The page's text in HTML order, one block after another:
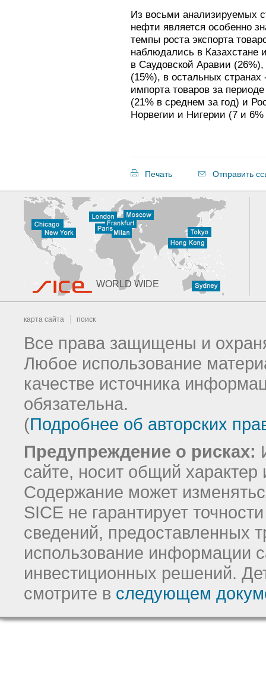
Из восьми анализируемых
нефти является особенно
темпы роста экспорта
наблюдались в Казахстане
в Саудовской Аравии
(15%), в остальных
импорта товаров за
(21% в среднем за год) и
Норвегии и Нигерии (7 и 6%
Печать Отправить
WORLD WIDE
карта сайта поиск
Все права защищены и
Любое использование
качестве источника
обязательна.
(Подробнее об авторских
Предупреждение о рисках:
сайте, носит общий
Содержание может
SICE не гарантирует
сведений, предоставленных
использование информации
инвестиционных решений.
смотрите в следующем